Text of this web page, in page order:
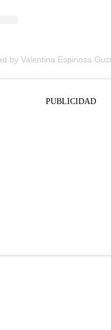
by Valentina Espinosa
PUBLICIDAD